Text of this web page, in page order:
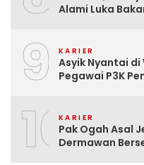
Alami Luka
9 KARIER
Asyik Nyantai di
Pegawai P3K
10KARIER
Pak Ogah Asal
Dermawan